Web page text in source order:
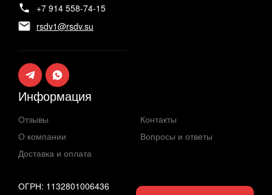
ОГРН: 1132801006436
+7 914 558-74-15
rsdv1@rsdv.su
Информация
Отзывы
О компании
Доставка и оплата
Контакты
Вопросы и ответы